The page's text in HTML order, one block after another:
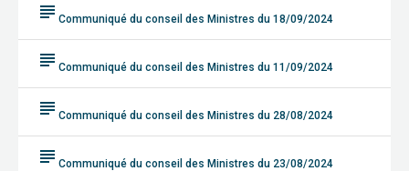
subject Communiqué du conseil des Ministres du 18/09/2024
subject Communiqué du conseil des Ministres du 11/09/2024
subject Communiqué du conseil des Ministres du 28/08/2024
subject Communiqué du conseil des Ministres du 23/08/2024